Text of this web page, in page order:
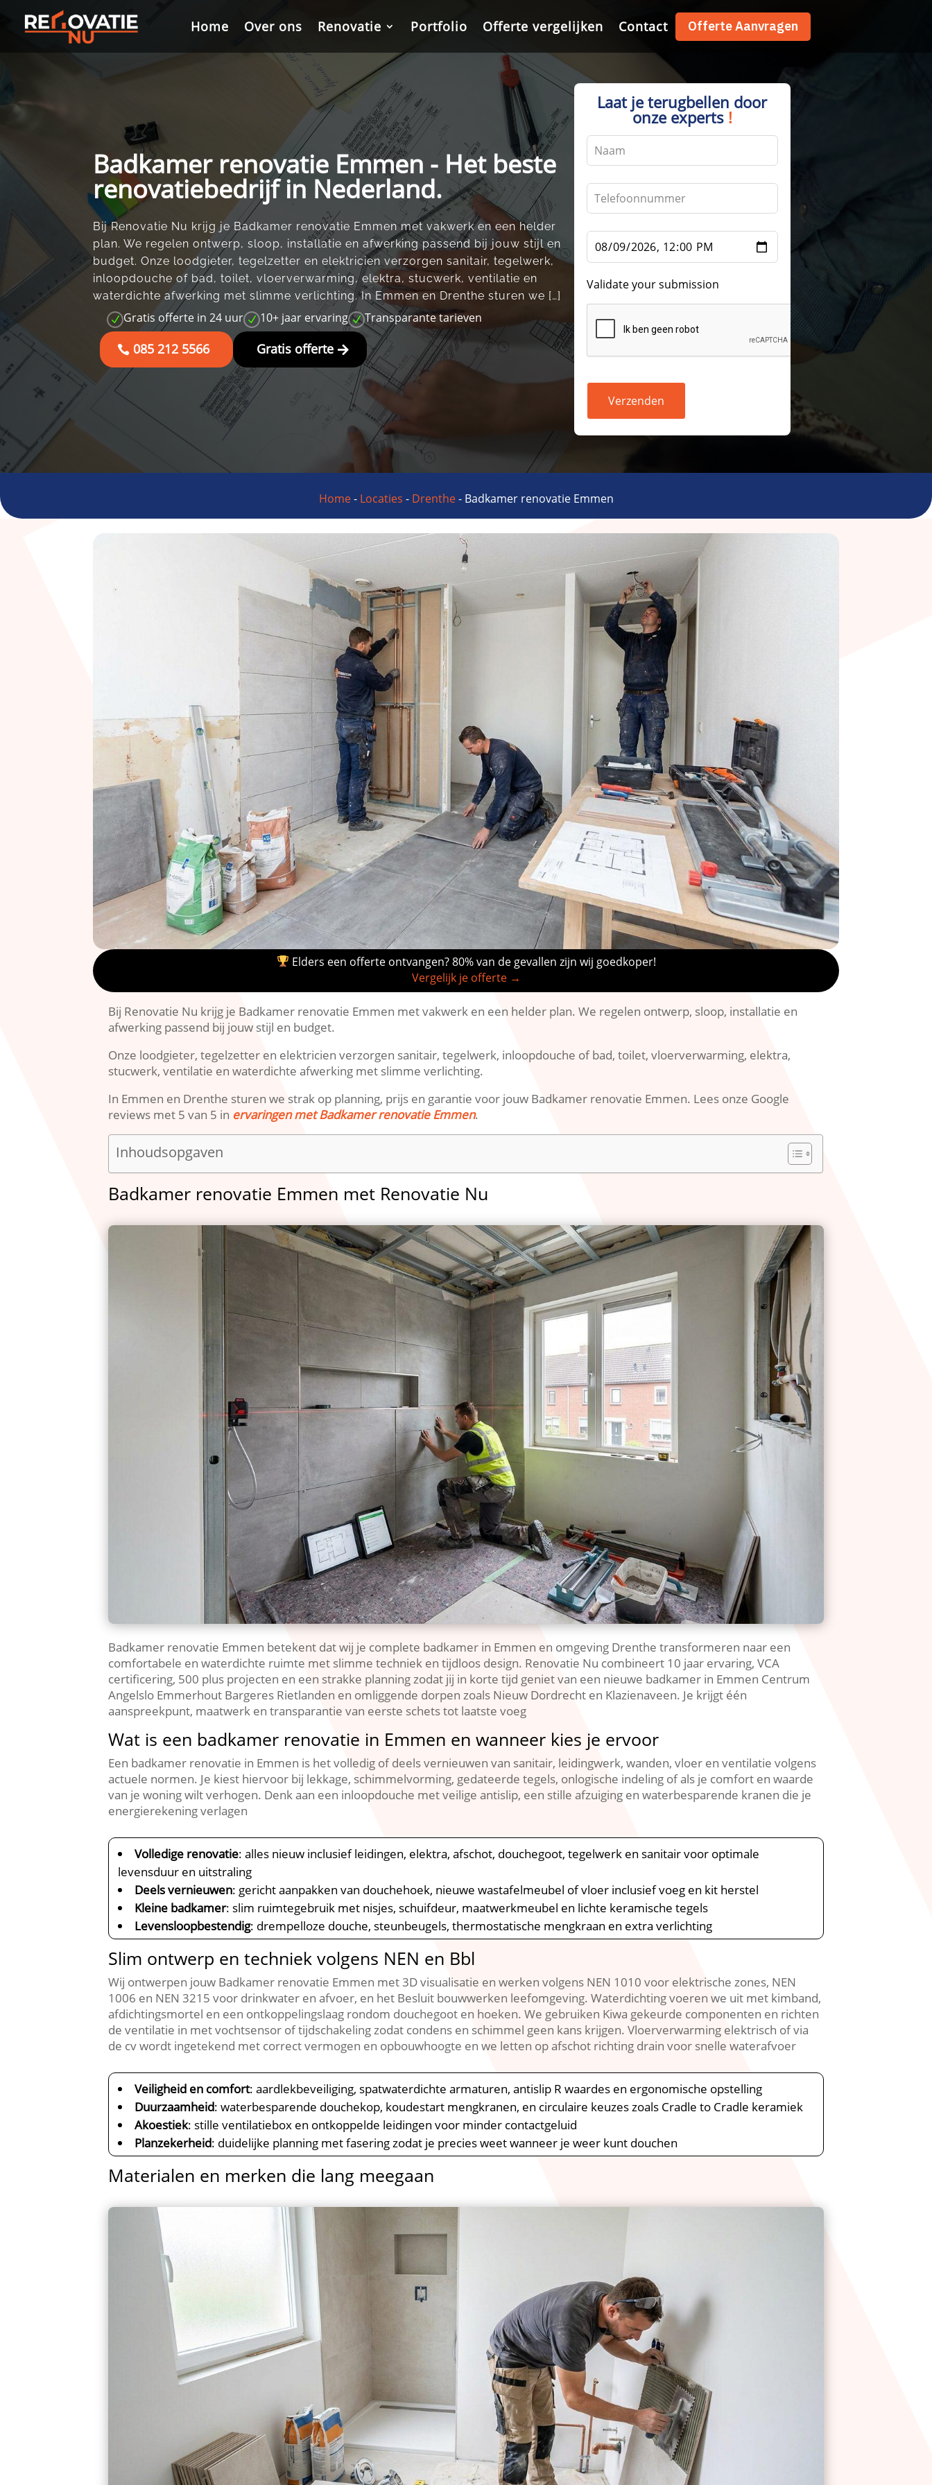
Home Over ons Renovatie Portfolio Offerte vergelijken Contact Offerte Aanvragen
Home Over ons Renovatie Portfolio Offerte vergelijken Contact Offerte Aanvragen
Badkamer renovatie Emmen - Het beste
renovatiebedrijf in Nederland.
Bij Renovatie Nu krijg je Badkamer renovatie Emmen met vakwerk en een helder
plan. We regelen ontwerp, sloop, installatie en afwerking passend bij jouw stijl en
budget. Onze loodgieter, tegelzetter en elektricien verzorgen sanitair, tegelwerk,
inloopdouche of bad, toilet, vloerverwarming, elektra, stucwerk, ventilatie en
waterdichte afwerking met slimme verlichting. In Emmen en Drenthe sturen we […]
N Gratis offerte in 24 uur N 10+ jaar ervaring N Transparante tarieven
085 212 5566 Gratis offerte
Laat je terugbellen door
onze experts !
Leave
this
blank
Validate your submission
Verzenden
Home- Locaties - Drenthe- Badkamer renovatie Emmen
Elders een offerte ontvangen? 80% van de gevallen zijn wij goedkoper!
Vergelijk je offerte →
Bij Renovatie Nu krijg je Badkamer renovatie Emmen met vakwerk en een helder plan. We regelen ontwerp, sloop, installatie en
afwerking passend bij jouw stijl en budget.
Onze loodgieter, tegelzetter en elektricien verzorgen sanitair, tegelwerk, inloopdouche of bad, toilet, vloerverwarming, elektra,
stucwerk, ventilatie en waterdichte afwerking met slimme verlichting.
In Emmen en Drenthe sturen we strak op planning, prijs en garantie voor jouw Badkamer renovatie Emmen. Lees onze Google
reviews met 5 van 5 in ervaringen met Badkamer renovatie Emmen.
Inhoudsopgaven
Badkamer renovatie Emmen met Renovatie Nu
Badkamer renovatie Emmen betekent dat wij je complete badkamer in Emmen en omgeving Drenthe transformeren naar een
comfortabele en waterdichte ruimte met slimme techniek en tijdloos design. Renovatie Nu combineert 10 jaar ervaring, VCA
certificering, 500 plus projecten en een strakke planning zodat jij in korte tijd geniet van een nieuwe badkamer in Emmen Centrum
Angelslo Emmerhout Bargeres Rietlanden en omliggende dorpen zoals Nieuw Dordrecht en Klazienaveen. Je krijgt één
aanspreekpunt, maatwerk en transparantie van eerste schets tot laatste voeg
Wat is een badkamer renovatie in Emmen en wanneer kies je ervoor
Een badkamer renovatie in Emmen is het volledig of deels vernieuwen van sanitair, leidingwerk, wanden, vloer en ventilatie volgens
actuele normen. Je kiest hiervoor bij lekkage, schimmelvorming, gedateerde tegels, onlogische indeling of als je comfort en waarde
van je woning wilt verhogen. Denk aan een inloopdouche met veilige antislip, een stille afzuiging en waterbesparende kranen die je
energierekening verlagen
Volledige renovatie: alles nieuw inclusief leidingen, elektra, afschot, douchegoot, tegelwerk en sanitair voor optimale
levensduur en uitstraling
Deels vernieuwen: gericht aanpakken van douchehoek, nieuwe wastafelmeubel of vloer inclusief voeg en kit herstel
Kleine badkamer: slim ruimtegebruik met nisjes, schuifdeur, maatwerkmeubel en lichte keramische tegels
Levensloopbestendig: drempelloze douche, steunbeugels, thermostatische mengkraan en extra verlichting
Slim ontwerp en techniek volgens NEN en Bbl
Wij ontwerpen jouw Badkamer renovatie Emmen met 3D visualisatie en werken volgens NEN 1010 voor elektrische zones, NEN
1006 en NEN 3215 voor drinkwater en afvoer, en het Besluit bouwwerken leefomgeving. Waterdichting voeren we uit met kimband,
afdichtingsmortel en een ontkoppelingslaag rondom douchegoot en hoeken. We gebruiken Kiwa gekeurde componenten en richten
de ventilatie in met vochtsensor of tijdschakeling zodat condens en schimmel geen kans krijgen. Vloerverwarming elektrisch of via
de cv wordt ingetekend met correct vermogen en opbouwhoogte en we letten op afschot richting drain voor snelle waterafvoer
Veiligheid en comfort: aardlekbeveiliging, spatwaterdichte armaturen, antislip R waardes en ergonomische opstelling
Duurzaamheid: waterbesparende douchekop, koudestart mengkranen, en circulaire keuzes zoals Cradle to Cradle keramiek
Akoestiek: stille ventilatiebox en ontkoppelde leidingen voor minder contactgeluid
Planzekerheid: duidelijke planning met fasering zodat je precies weet wanneer je weer kunt douchen
Materialen en merken die lang meegaan